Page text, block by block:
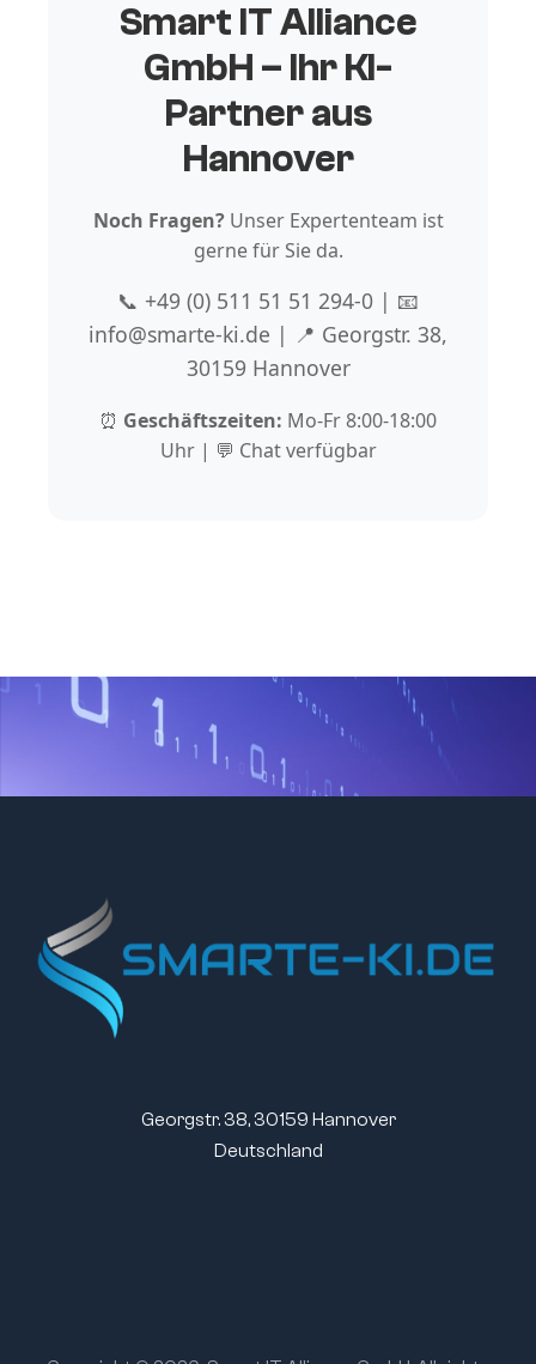
Smart IT Alliance
GmbH – Ihr KI-
Partner aus
Hannover
Noch Fragen?Unser Expertenteam ist
gerne für Sie da.
📞 +49 (0) 511 51 51 294-0 | 📧
info@smarte-ki.de | 📍 Georgstr. 38,
30159 Hannover
⏰ Geschäftszeiten: Mo-Fr 8:00-18:00
Uhr | 💬 Chat verfügbar
Georgstr. 38, 30159 Hannover
Deutschland